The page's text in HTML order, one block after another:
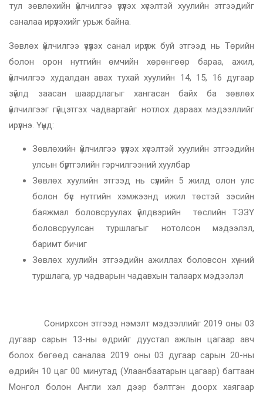
тул зөвлөхийн үйлчилгээ үзүүлэх хүсэлтэй хуулийн этгээдийг
саналаа ирүүлэхийг урьж байна.
Зөвлөх үйлчилгээ үзүүлэх санал ирүүлж буй этгээд нь Төрийн
болон орон нутгийн өмчийн хөрөнгөөр бараа, ажил,
үйлчилгээ худалдан авах тухай хуулийн 14, 15, 16 дугаар
зүйлд заасан шаардлагыг хангасан байх ба зөвлөх
үйлчилгээг гүйцэтгэх чадвартайг нотлох дараах мэдээллийг
ирүүлнэ. Үүнд:
Зөвлөхийн үйлчилгээ үзүүлэх хүсэлтэй хуулийн этгээдийн
улсын бүртгэлийн гэрчилгээний хуулбар
Зөвлөх хуулийн этгээд нь сүүлийн 5 жилд олон улс
болон бүс нутгийн хэмжээнд ижил төстэй зэсийн
баяжмал боловсруулах үйлдвэрийн төслийн ТЭЗҮ
боловсруулсан туршлагыг нотолсон мэдээлэл,
баримт бичиг
Зөвлөх хуулийн этгээдийн ажиллах боловсон хүчний
туршлага, ур чадварын чадавхын талаарх мэдээлэл
Сонирхсон этгээд нэмэлт мэдээллийг 2019 оны 03
дугаар сарын 13-ны өдрийг дуустал ажлын цагаар авч
болох бөгөөд саналаа 2019 оны 03 дугаар сарын 20-ны
өдрийн 10 цаг 00 минутад (Улаанбаатарын цагаар) багтаан
Монгол болон Англи хэл дээр бэлтгэн доорх хаягаар